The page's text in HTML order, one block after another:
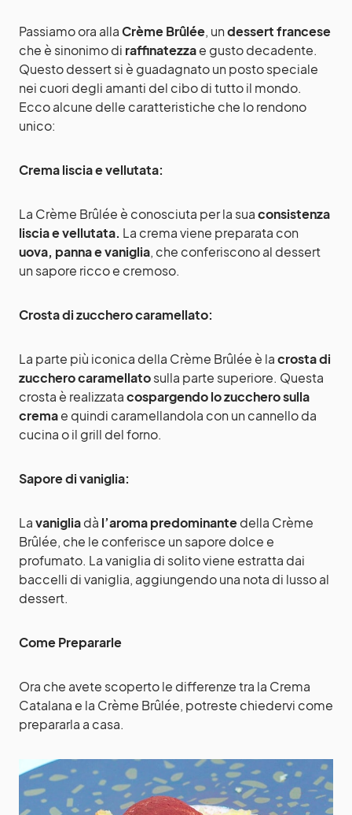
Passiamo ora allaCrème Brûlée, undessert francese
che è sinonimo di raffinatezzae gusto decadente.
Questo dessert si è guadagnato un posto speciale
nei cuori degli amanti del cibo di tutto il mondo.
Ecco alcune delle caratteristiche che lo rendono
unico:
Crema liscia e vellutata:
La Crème Brûlée è conosciuta per la suaconsistenza
liscia e vellutata. La crema viene preparata con
uova, panna e vaniglia, che conferiscono al dessert
un sapore ricco e cremoso.
Crosta di zucchero caramellato:
La parte più iconica della Crème Brûlée è lacrosta di
zucchero caramellatosulla parte superiore. Questa
crosta è realizzatacospargendo lo zucchero sulla
cremae quindi caramellandola con un cannello da
cucina o il grill del forno.
Sapore di vaniglia:
Lavanigliadà l’aroma predominantedella Crème
Brûlée, che le conferisce un sapore dolce e
profumato. La vaniglia di solito viene estratta dai
baccelli di vaniglia, aggiungendo una nota di lusso al
dessert.
Come Prepararle
Ora che avete scoperto le differenze tra la Crema
Catalana e la Crème Brûlée, potreste chiedervi come
prepararla a casa.